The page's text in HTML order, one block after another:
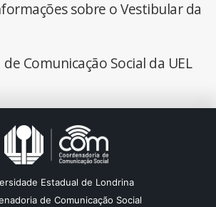
sobre o Vestibular da
Comunicação Social da UEL
Estadual de Londrina
de Comunicação Social